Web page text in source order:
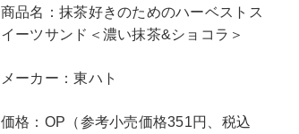
商品名：抹茶好きのためのハーベストス
イーツサンド＜濃い抹茶&ショコラ＞
メーカー：東ハト
価格：OP（参考小売価格351円、税込